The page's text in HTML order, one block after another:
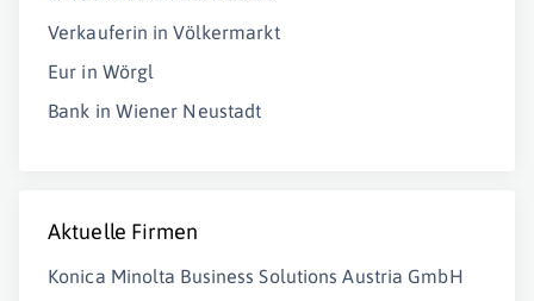
Verkauferin in Völkermarkt
Eur in Wörgl
Bank in Wiener Neustadt
Aktuelle Firmen
Konica Minolta Business Solutions Austria GmbH